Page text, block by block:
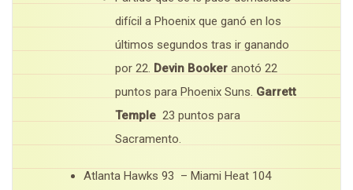
difícil a Phoenix que ganó en los
últimos segundos tras ir ganando
por 22. Devin Booker anotó 22
puntos para Phoenix Suns. Garrett
Temple 23 puntos para
Sacramento.
Atlanta Hawks 93 – Miami Heat 104